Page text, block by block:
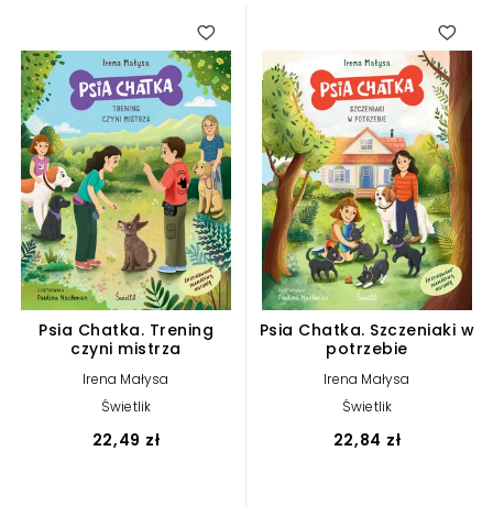
Psia Chatka. Trening
czyni mistrza
Irena Małysa
Świetlik
22,49 zł
Psia Chatka. Szczeniaki w
potrzebie
Irena Małysa
Świetlik
22,84 zł